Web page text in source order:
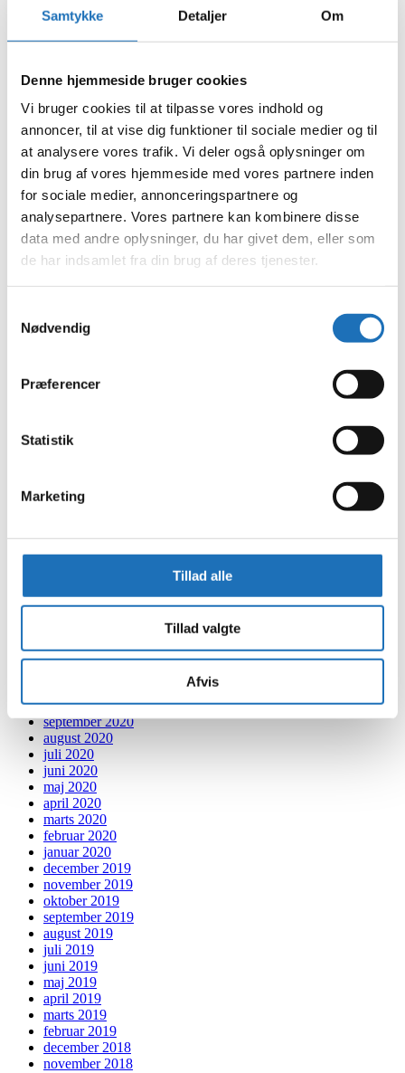
Samtykke Detaljer Om
Denne hjemmeside bruger cookies
Vi bruger cookies til at tilpasse vores indhold og
annoncer, til at vise dig funktioner til sociale medier og til
at analysere vores trafik. Vi deler også oplysninger om
din brug af vores hjemmeside med vores partnere inden
for sociale medier, annonceringspartnere og
analysepartnere. Vores partnere kan kombinere disse
data med andre oplysninger, du har givet dem, eller som
de har indsamlet fra din brug af deres tjenester.
Nødvendig
Præferencer
Statistik
Marketing
Tillad alle
Tillad valgte
Afvis
maj 2024
april 2024
januar 2024
december 2023
november 2023
oktober 2023
september 2023
august 2023
juli 2023
juni 2023
maj 2023
april 2023
januar 2023
december 2022
september 2022
juni 2022
februar 2022
november 2021
august 2021
juli 2021
april 2021
januar 2021
oktober 2020
september 2020
august 2020
juli 2020
juni 2020
maj 2020
april 2020
marts 2020
februar 2020
januar 2020
december 2019
november 2019
oktober 2019
september 2019
august 2019
juli 2019
juni 2019
maj 2019
april 2019
marts 2019
februar 2019
december 2018
november 2018